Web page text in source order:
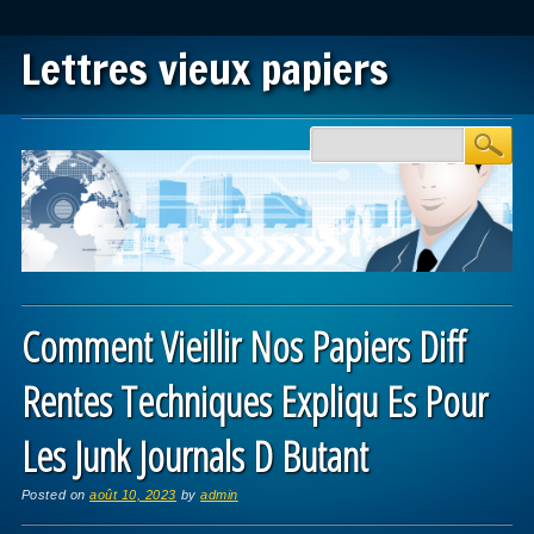
Lettres vieux papiers
Main menu
Comment Vieillir Nos Papiers Diff
Rentes Techniques Expliqu Es Pour
Les Junk Journals D Butant
Posted onaoût 10, 2023 byadmin